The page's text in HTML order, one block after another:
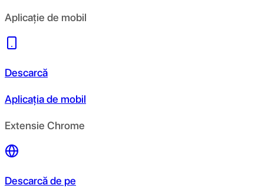
Aplicație de mobil
Descarcă
Aplicația de mobil
Extensie Chrome
Descarcă de pe